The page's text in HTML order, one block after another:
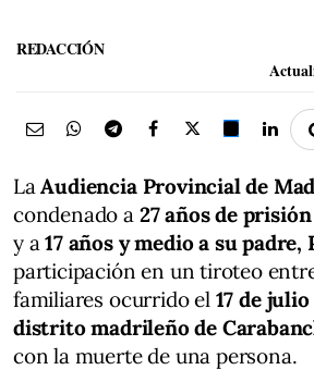
REDACCIÓN
LaAudiencia Provincial de
condenado a 27 años de
y a17 años y medio a su padre,
participación en un tiroteo
familiares ocurrido el 17 de
distrito madrileño de
con la muerte de una persona.